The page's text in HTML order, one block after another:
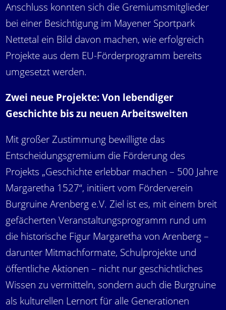
Anschluss konnten sich die Gremiumsmitglieder
bei einer Besichtigung im Mayener Sportpark
Nettetal ein Bild davon machen, wie erfolgreich
Projekte aus dem EU-Förderprogramm bereits
umgesetzt werden.
Zwei neue Projekte: Von lebendiger
Geschichte bis zu neuen Arbeitswelten
Mit großer Zustimmung bewilligte das
Entscheidungsgremium die Förderung des
Projekts „Geschichte erlebbar machen – 500 Jahre
Margaretha 1527“, initiiert vom Förderverein
Burgruine Arenberg e.V. Ziel ist es, mit einem breit
gefächerten Veranstaltungsprogramm rund um
die historische Figur Margaretha von Arenberg –
darunter Mitmachformate, Schulprojekte und
öffentliche Aktionen – nicht nur geschichtliches
Wissen zu vermitteln, sondern auch die Burgruine
als kulturellen Lernort für alle Generationen